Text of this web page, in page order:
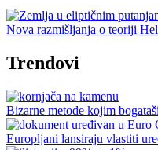
Nova razmišljanja o teoriji
Trendovi
Bizarne metode kojim
Europljani lansiraju vlastiti